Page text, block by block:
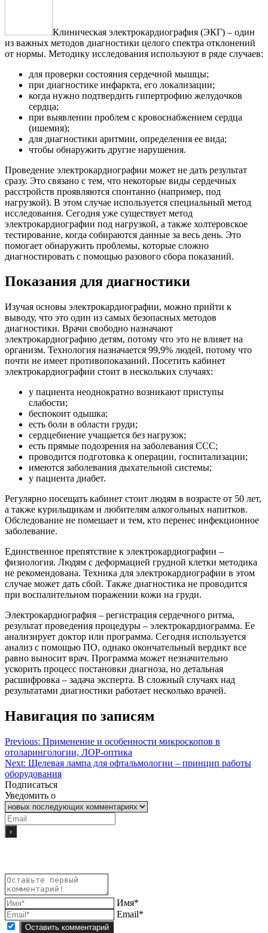
Клиническая электрокардиография (ЭКГ) – один
из важных методов диагностики целого спектра отклонений
от нормы. Методику исследования используют в ряде случаев:
для проверки состояния сердечной мышцы;
при диагностике инфаркта, его локализации;
когда нужно подтвердить гипертрофию желудочков
сердца;
при выявлении проблем с кровоснабжением сердца
(ишемия);
для диагностики аритмии, определения ее вида;
чтобы обнаружить другие нарушения.
Проведение электрокардиографии может не дать результат
сразу. Это связано с тем, что некоторые виды сердечных
расстройств проявляются спонтанно (например, под
нагрузкой). В этом случае используется специальный метод
исследования. Сегодня уже существует метод
электрокардиографии под нагрузкой, а также холтеровское
тестирование, когда собираются данные за весь день. Это
помогает обнаружить проблемы, которые сложно
диагностировать с помощью разового сбора показаний.
Показания для диагностики
Изучая основы электрокардиографии, можно прийти к
выводу, что это один из самых безопасных методов
диагностики. Врачи свободно назначают
электрокардиографию детям, потому что это не влияет на
организм. Технология назначается 99,9% людей, потому что
почти не имеет противопоказаний. Посетить кабинет
электрокардиографии стоит в нескольких случаях:
у пациента неоднократно возникают приступы
слабости;
беспокоит одышка;
есть боли в области груди;
сердцебиение учащается без нагрузок;
есть прямые подозрения на заболевания ССС;
проводится подготовка к операции, госпитализации;
имеются заболевания дыхательной системы;
у пациента диабет.
Регулярно посещать кабинет стоит людям в возрасте от 50 лет,
а также курильщикам и любителям алкогольных напитков.
Обследование не помешает и тем, кто перенес инфекционное
заболевание.
Единственное препятствие к электрокардиографии –
физиология. Людям с деформацией грудной клетки методика
не рекомендована. Техника для электрокардиографии в этом
случае может дать сбой. Также диагностика не проводится
при воспалительном поражении кожи на груди.
Электрокардиография – регистрация сердечного ритма,
результат проведения процедуры – электрокардиограмма. Ее
анализирует доктор или программа. Сегодня используется
анализ с помощью ПО, однако окончательный вердикт все
равно выносит врач. Программа может незначительно
ускорить процесс постановки диагноза, но детальная
расшифровка – задача эксперта. В сложный случаях над
результатами диагностики работает несколько врачей.
Навигация по записям
Previous: Применение и особенности микроскопов в
отоларингологии, ЛОР-оптика
Next: Щелевая лампа для офтальмологии – принцип работы
оборудования
Подписаться
Уведомить о
Имя*
Email*